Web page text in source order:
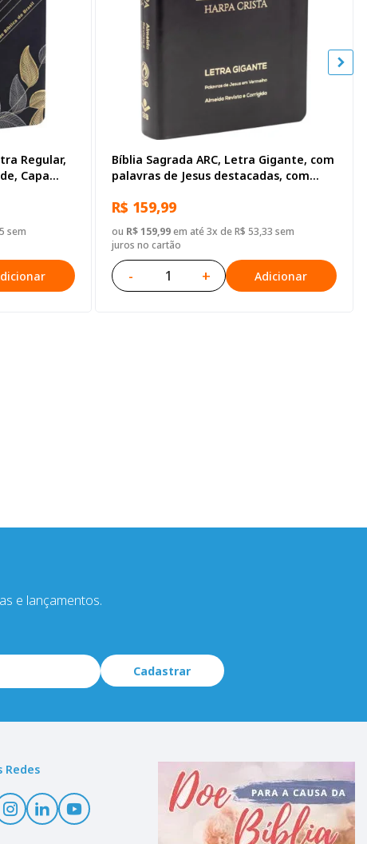
Regular,
Capa
sem
Bíblia Sagrada ARC, Letra Gigante, com
palavras de Jesus destacadas, com
Grande, Capa Couro Sintético Preta
R$ 159,99
ou R$ 159,99em até 3x de R$ 53,33 sem
juros no cartão
- + Adicionar
e lançamentos.
Cadastrar
Redes